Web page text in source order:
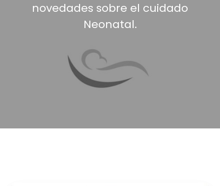
novedades sobre el cuidado
Neonatal.